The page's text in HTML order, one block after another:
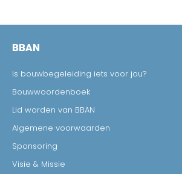
BBAN
Is bouwbegeleiding iets voor jou?
Bouwwoordenboek
Lid worden van BBAN
Algemene voorwaarden
Sponsoring
Visie & Missie